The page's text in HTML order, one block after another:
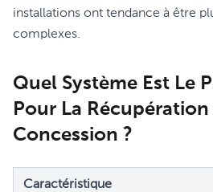
installations ont tendance à être
complexes.
Quel Système Est Le
Pour La Récupération
Concession ?
Caractéristique